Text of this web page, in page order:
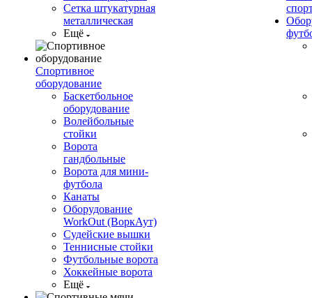
Сетка штукатурная
металлическая
Ещё
Спортивное
оборудование
Баскетбольное
оборудование
Волейбольные
стойки
Ворота
гандбольные
Ворота для мини-
футбола
Канаты
Оборудование
WorkOut (ВоркАут)
Судейские вышки
Теннисные стойки
Футбольные ворота
Хоккейные ворота
Ещё